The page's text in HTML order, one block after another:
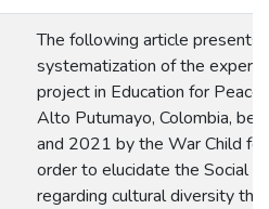
The following article presents
systematization of the
project in Education for Peace
Alto Putumayo, Colombia,
and 2021 by the War Child
order to elucidate the Social
regarding cultural diversity